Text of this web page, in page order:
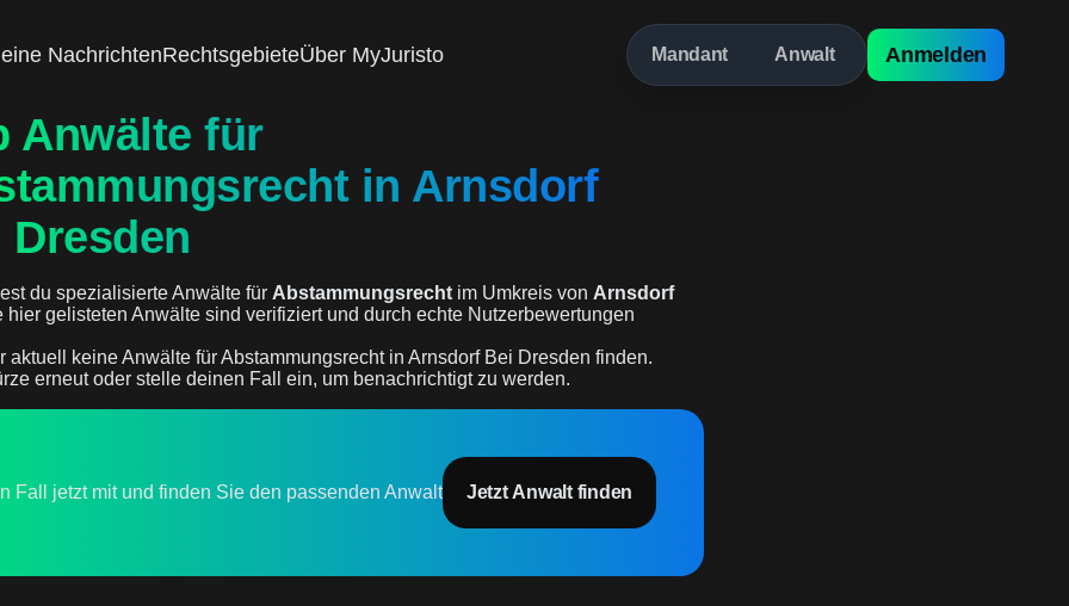
NachrichtenRechtsgebieteÜber MyJuristo Mandant Anwalt Anmelden
Anwälte für
in Arnsdorf
Dresden
du spezialisierte Anwälte für Abstammungsrecht im Umkreis von Arnsdorf
hier gelisteten Anwälte sind verifiziert und durch echte Nutzerbewertungen
aktuell keine Anwälte für Abstammungsrecht in Arnsdorf Bei Dresden finden.
erneut oder stelle deinen Fall ein, um benachrichtigt zu werden.
Fall jetzt mit und finden Sie den passenden Anwalt Jetzt Anwalt finden